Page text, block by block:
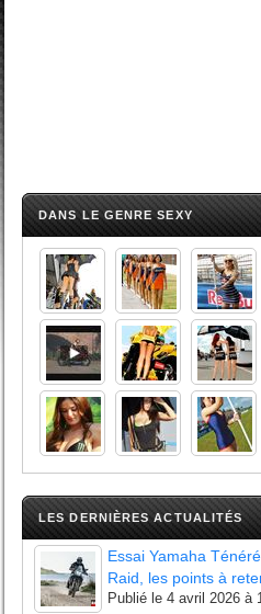
DANS LE GENRE SEXY
LES DERNIÈRES ACTUALITÉS
Essai Yamaha
Raid, les points à
Publié le 4 avril 2026 à